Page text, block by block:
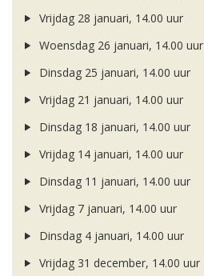
Vrijdag 28 januari, 14.00 uur
Woensdag 26 januari, 14.00 uur
Dinsdag 25 januari, 14.00 uur
Vrijdag 21 januari, 14.00 uur
Dinsdag 18 januari, 14.00 uur
Vrijdag 14 januari, 14.00 uur
Dinsdag 11 januari, 14.00 uur
Vrijdag 7 januari, 14.00 uur
Dinsdag 4 januari, 14.00 uur
Vrijdag 31 december, 14.00 uur